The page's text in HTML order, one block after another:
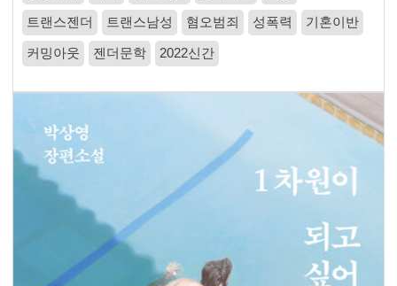
트랜스젠더 트랜스남성 혐오범죄 성폭력 기혼이반
커밍아웃 젠더문학 2022신간